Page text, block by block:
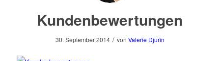
Kundenbewertungen
30. September 2014 / von Valerie Djurin